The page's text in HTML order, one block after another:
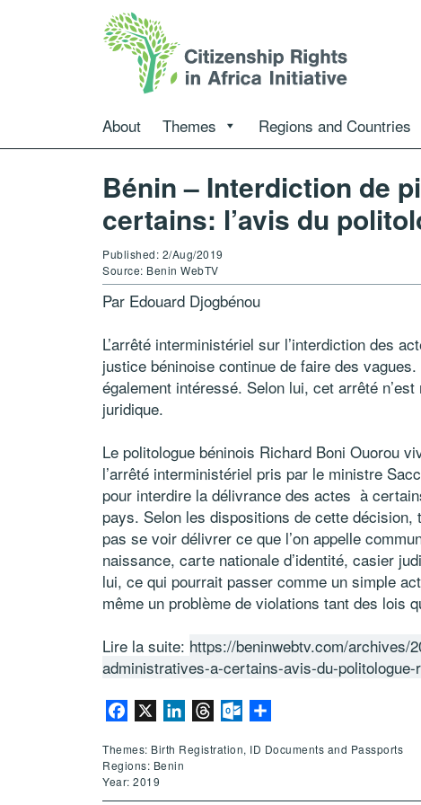
About Themes Regions and Countries
Bénin – Interdiction de
certains: l’avis du
Published: 2/Aug/2019
Source: Benin WebTV
Par Edouard Djogbénou
L’arrêté interministériel sur l’interdiction des
justice béninoise continue de faire des
également intéressé. Selon lui, cet arrêté
juridique.
Le politologue béninois Richard Boni Ouorou
l’arrêté interministériel pris par le ministre
pour interdire la délivrance des actes à
pays. Selon les dispositions de cette
pas se voir délivrer ce que l’on appelle
naissance, carte nationale d’identité, casier
lui, ce qui pourrait passer comme un simple
même un problème de violations tant des lois
Lire la suite: https://beninwebtv.com/archives/
administratives-a-certains-avis-du-politologue-
Facebook LinkedInThreadsOutlook.com
Themes: Birth Registration, ID Documents and Passports
Regions: Benin
Year: 2019